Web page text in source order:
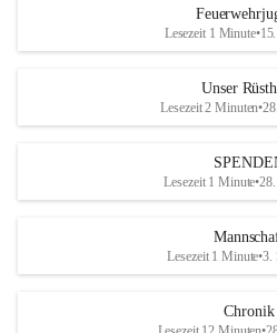
HERZLICHEN DANK FÜR IHREN
Lesezeit 1 Minute•
Unser
Lesezeit 2 Minuten•
Lesezeit 1 Minute•
Lesezeit 1 Minute•3.
Chronik